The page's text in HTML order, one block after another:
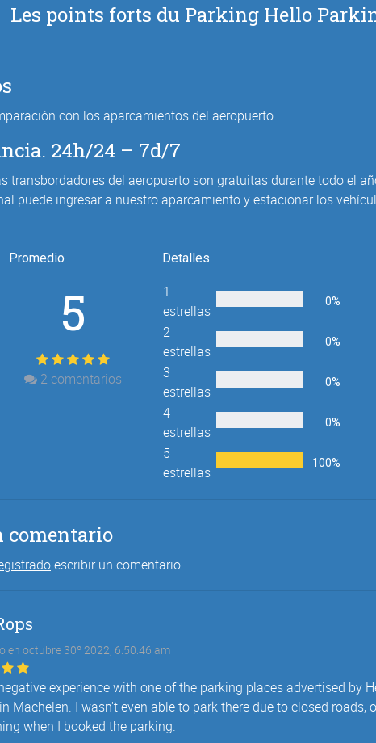
Les points forts du Parking Hello
con los aparcamientos del aeropuerto.
24h/24 – 7d/7
transbordadores del aeropuerto son gratuitas durante todo el
puede ingresar a nuestro aparcamiento y estacionar los
Promedio
5
2 comentarios
Detalles
1
estrellas
0%
2
estrellas
0%
3
estrellas
0%
4
estrellas
0%
5
estrellas
100%
comentario
escribir un comentario.
en octubre 30º 2022, 6:50:46 am
experience with one of the parking places advertised by
Machelen. I wasn't even able to park there due to closed roads,
when I booked the parking.